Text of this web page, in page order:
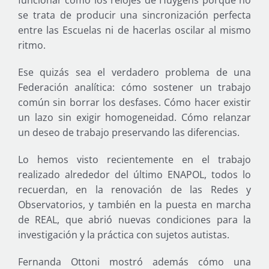
se trata de producir una sincronización perfecta
entre las Escuelas ni de hacerlas oscilar al mismo
ritmo.
Ese quizás sea el verdadero problema de una
Federación analítica: cómo sostener un trabajo
común sin borrar los desfases. Cómo hacer existir
un lazo sin exigir homogeneidad. Cómo relanzar
un deseo de trabajo preservando las diferencias.
Lo hemos visto recientemente en el trabajo
realizado alrededor del último ENAPOL, todos lo
recuerdan, en la renovación de las Redes y
Observatorios, y también en la puesta en marcha
de REAL, que abrió nuevas condiciones para la
investigación y la práctica con sujetos autistas.
Fernanda Ottoni mostró además cómo una